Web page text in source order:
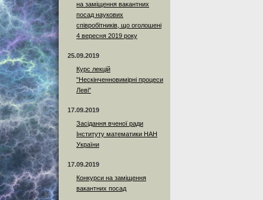
на заміщення вакантних
посад наукових
співробітників, що оголошені
4 вересня 2019 року
25.09.2019
Курс лекцій
"Нескінченновимірні процеси
Леві"
17.09.2019
Засідання вченої ради
Інституту математики НАН
України
17.09.2019
Конкурси на заміщення
вакантних посад